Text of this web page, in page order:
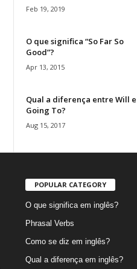
Feb 19, 2019
O que significa “So Far So
Good”?
Apr 13, 2015
Qual a diferença entre Will e
Going To?
Aug 15, 2017
POPULAR CATEGORY
O que significa em inglês?
Phrasal Verbs
Como se diz em inglês?
Qual a diferença em inglês?